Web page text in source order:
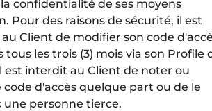
confidentialité de ses moyens
Pour des raisons de sécurité, il est
Client de modifier son code
tous les trois (3) mois via son Profile
est interdit au Client de noter ou
d'accès quelque part ou de le
une personne tierce.